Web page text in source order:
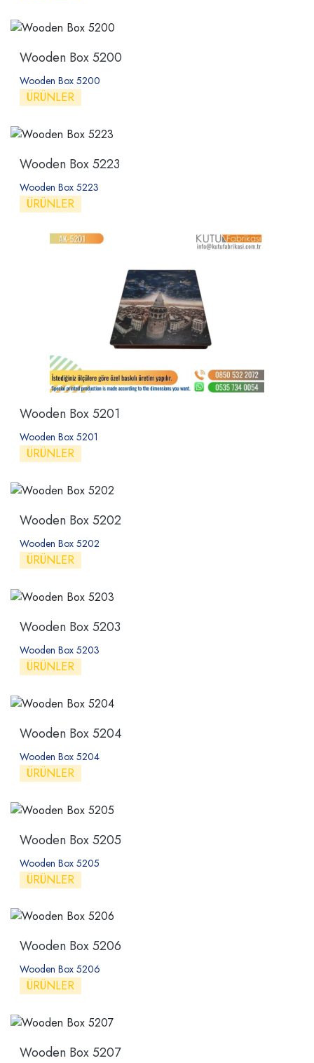
Wooden Box 5200
Wooden Box 5200
ÜRÜNLER
Wooden Box 5223
Wooden Box 5223
ÜRÜNLER
Wooden Box 5201
Wooden Box 5201
ÜRÜNLER
Wooden Box 5202
Wooden Box 5202
ÜRÜNLER
Wooden Box 5203
Wooden Box 5203
ÜRÜNLER
Wooden Box 5204
Wooden Box 5204
ÜRÜNLER
Wooden Box 5205
Wooden Box 5205
ÜRÜNLER
Wooden Box 5206
Wooden Box 5206
ÜRÜNLER
Wooden Box 5207